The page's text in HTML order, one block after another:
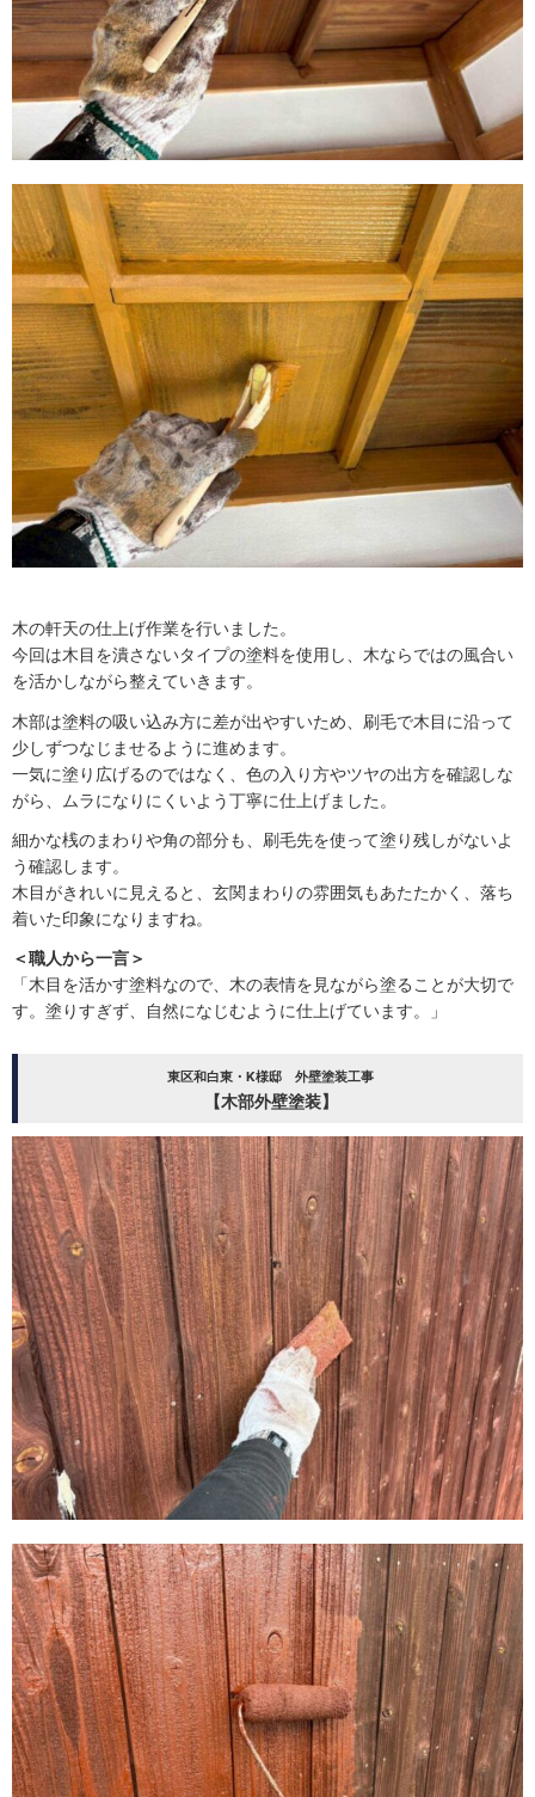
木の軒天の仕上げ作業を行いました。
今回は木目を潰さないタイプの塗料を使用し、木ならではの風合い
を活かしながら整えていきます。
木部は塗料の吸い込み方に差が出やすいため、刷毛で木目に沿って
少しずつなじませるように進めます。
一気に塗り広げるのではなく、色の入り方やツヤの出方を確認しな
がら、ムラになりにくいよう丁寧に仕上げました。
細かな桟のまわりや角の部分も、刷毛先を使って塗り残しがないよ
う確認します。
木目がきれいに見えると、玄関まわりの雰囲気もあたたかく、落ち
着いた印象になりますね。
＜職人から一言＞
「木目を活かす塗料なので、木の表情を見ながら塗ることが大切で
す。塗りすぎず、自然になじむように仕上げています。」
東区和白東・K様邸 外壁塗装工事
【木部外壁塗装】